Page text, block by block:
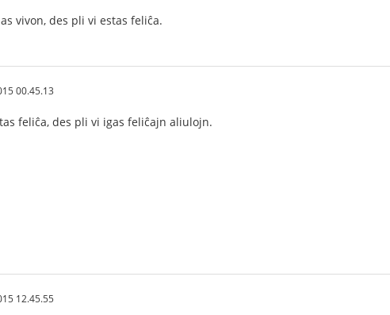
vivon, des pli vi estas feliĉa.
00.45.13
feliĉa, des pli vi igas feliĉajn aliulojn.
12.45.55